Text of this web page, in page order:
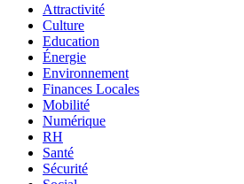
Attractivité
Culture
Education
Énergie
Environnement
Finances Locales
Mobilité
Numérique
RH
Santé
Sécurité